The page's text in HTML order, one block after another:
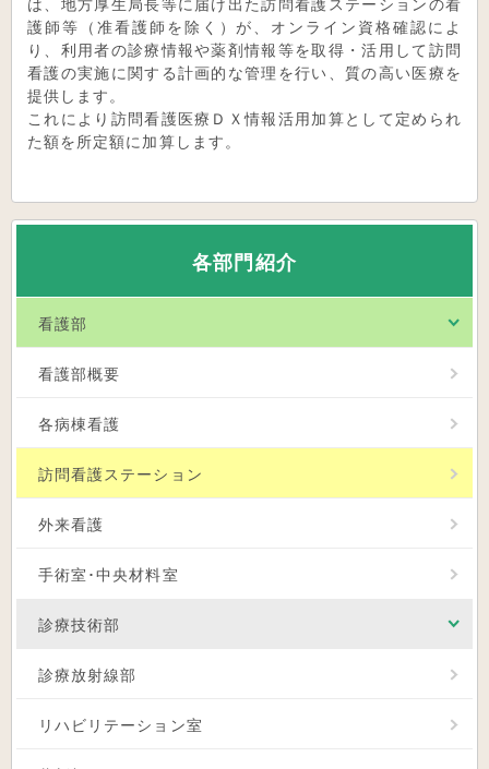
は、地方厚生局長等に届け出た訪問看護ステーションの看
護師等（准看護師を除く）が、オンライン資格確認によ
り、利用者の診療情報や薬剤情報等を取得・活用して訪問
看護の実施に関する計画的な管理を行い、質の高い医療を
提供します。
これにより訪問看護医療ＤＸ情報活用加算として定められ
た額を所定額に加算します。
各部門紹介
看護部
看護部概要
各病棟看護
訪問看護ステーション
外来看護
手術室･中央材料室
診療技術部
診療放射線部
リハビリテーション室